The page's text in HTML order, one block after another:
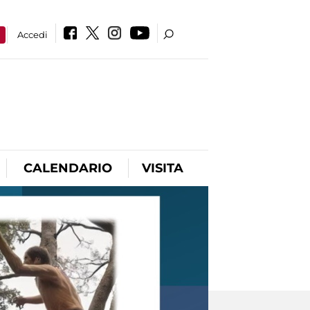
Accedi
CALENDARIO VISITA